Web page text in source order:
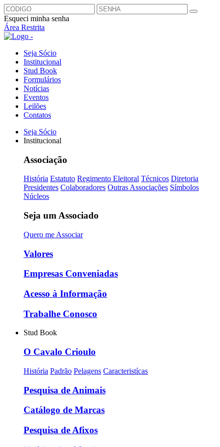
Esqueci minha senha
Área Restrita
Seja Sócio
Institucional
Stud Book
Formulários
Notícias
Eventos
Leilões
Contatos
Seja Sócio
Institucional
Associação
História Estatuto Regimento Eleitoral Técnicos Diretoria
Presidentes Colaboradores Outras Associações Símbolos
Núcleos
Seja um Associado
Quero me Associar
Valores
Empresas Conveniadas
Acesso à Informação
Trabalhe Conosco
Stud Book
O Cavalo Crioulo
História Padrão Pelagens Caracteristícas
Pesquisa de Animais
Catálogo de Marcas
Pesquisa de Afixos